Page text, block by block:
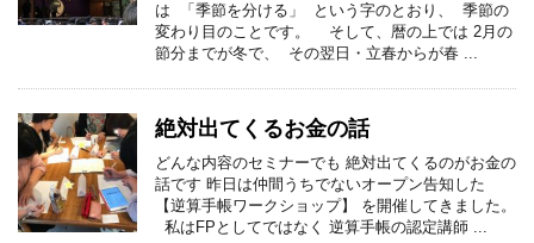
は 「季節を分ける」 という字のとおり、 季節の
変わり目のことです。 そして、暦の上では 2月の
節分までが冬で、 その翌日・立春からが春 ...
絶対出てくるお金の話
どんな内容のセミナーでも 絶対出てくるのがお金の
話です 昨日は仲間うちでないオープン告知した
【逆算手帳ワークショップ】 を開催してきました。
私はFPとしてではなく 逆算手帳の認定講師 ...